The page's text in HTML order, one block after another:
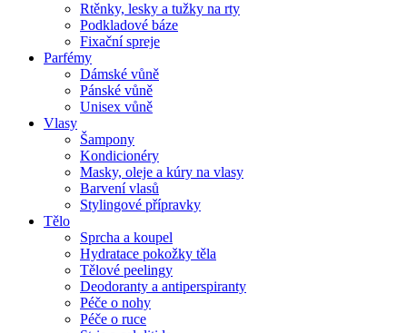
Rtěnky, lesky a tužky na rty
Podkladové báze
Fixační spreje
Parfémy
Dámské vůně
Pánské vůně
Unisex vůně
Vlasy
Šampony
Kondicionéry
Masky, oleje a kúry na vlasy
Barvení vlasů
Stylingové přípravky
Tělo
Sprcha a koupel
Hydratace pokožky těla
Tělové peelingy
Deodoranty a antiperspiranty
Péče o nohy
Péče o ruce